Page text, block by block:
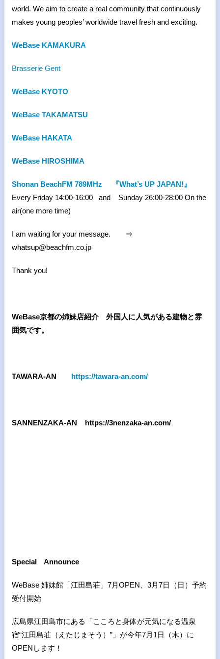
world. We aim to create a real community that continuously
makes young peoples’ worldwide travel fresh and exciting.
WeBase KAMAKURA
Brasserie Gent
WeBase KYOTO
WeBase TAKAMATSU
WeBase HAKATA
WeBase HIROSHIMA
Shonan BeachFM 789MHz
『What’s UP JAPAN!』
Every Friday 14:00-16:00 and Sunday 26:00-28:00 On the
air(one more time)
I am waiting for your message. ⇒
whatsup@beachfm.co.jp
Thank you!
WeBase京都の姉妹店紹介 外国人に人気がある建物と雰
囲気です。
TAWARA-AN https://tawara-an.com/
SANNENZAKA-AN https://3nenzaka-an.com/
Special Announce
WeBase 姉妹館「江田島荘」7月OPEN、3月7日（日）予約
受付開始
広島県江田島市にある「こころと身体が元気になる温泉
宿“江田島荘（えたじまそう）”」が今年7月1日（木）に
OPENします！